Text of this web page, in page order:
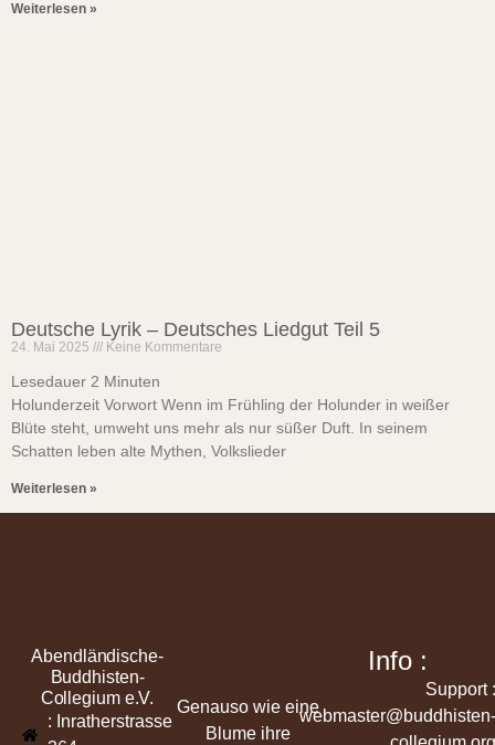
Weiterlesen »
Deutsche Lyrik – Deutsches Liedgut Teil 5
24. Mai 2025 Keine Kommentare
Lesedauer 2 Minuten
Holunderzeit Vorwort Wenn im Frühling der Holunder in weißer
Blüte steht, umweht uns mehr als nur süßer Duft. In seinem
Schatten leben alte Mythen, Volkslieder
Weiterlesen »
Abendländische-
Buddhisten-
Collegium e.V.
: Inratherstrasse
Genauso wie eine
Blume ihre
Info :
Support :
webmaster@buddhisten-